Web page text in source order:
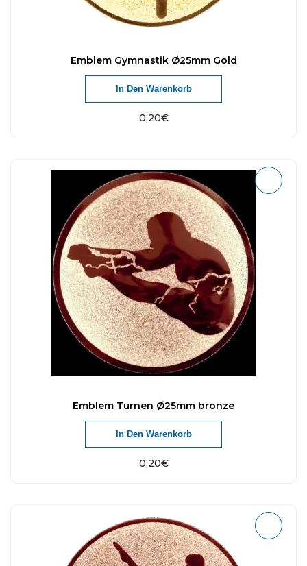
Emblem Gymnastik Ø25mm Gold
0,20€
In Den Warenkorb
Emblem Turnen Ø25mm bronze
0,20€
In Den Warenkorb